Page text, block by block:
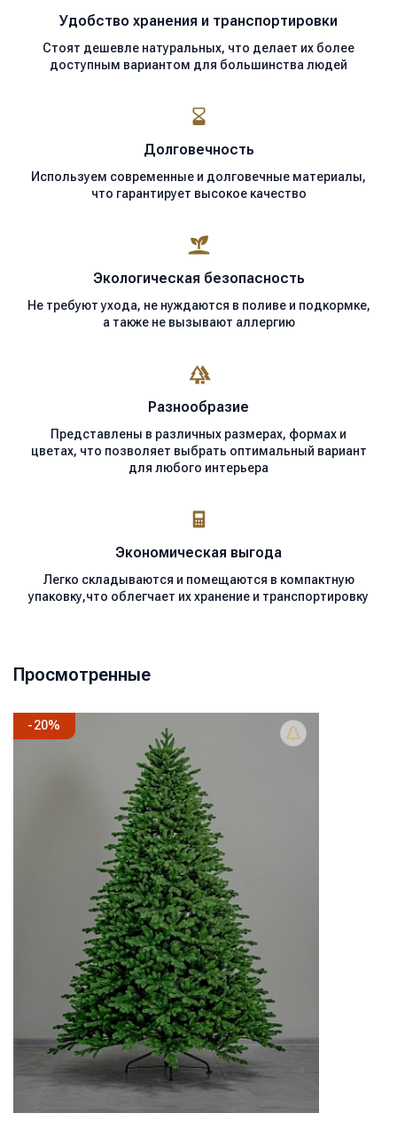
Удобство хранения и транспортировки
Стоят дешевле натуральных, что делает их более
доступным вариантом для большинства людей
Долговечность
Используем современные и долговечные материалы,
что гарантирует высокое качество
Экологическая безопасность
Не требуют ухода, не нуждаются в поливе и подкормке,
а также не вызывают аллергию
Разнообразие
Представлены в различных размерах, формах и
цветах, что позволяет выбрать оптимальный вариант
для любого интерьера
Экономическая выгода
Легко складываются и помещаются в компактную
упаковку,что облегчает их хранение и транспортировку
Просмотренные
-20%